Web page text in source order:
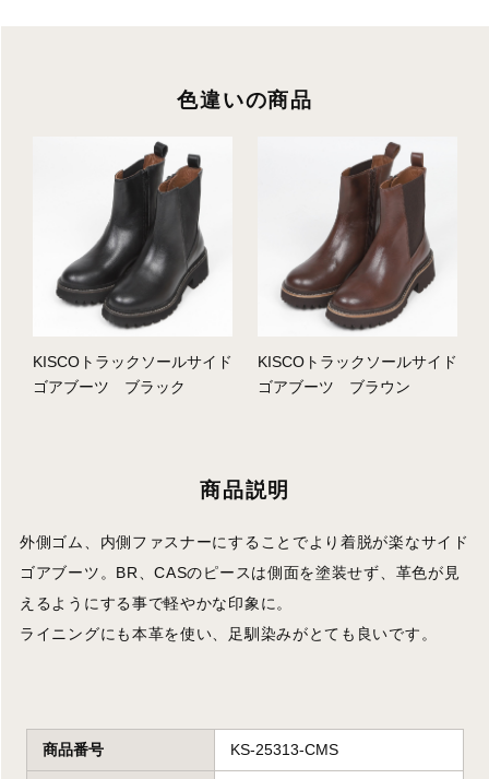
色違いの商品
KISCOトラックソールサイド
ゴアブーツ ブラック
KISCOトラックソールサイド
ゴアブーツ ブラウン
商品説明
外側ゴム、内側ファスナーにすることでより着脱が楽なサイド
ゴアブーツ。BR、CASのピースは側面を塗装せず、革色が見
えるようにする事で軽やかな印象に。
ライニングにも本革を使い、足馴染みがとても良いです。
商品番号 KS-25313-CMS